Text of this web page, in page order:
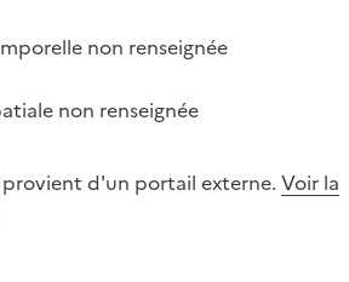
non renseignée
non renseignée
provient d'un portail externe. Voir la